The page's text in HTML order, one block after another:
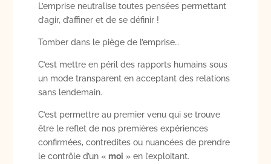
L’emprise neutralise toutes pensées permettant
d’agir, d’affiner et de se définir !
Tomber dans le piège de l’emprise…
C’est mettre en péril des rapports humains sous
un mode transparent en acceptant des relations
sans lendemain.
C’est permettre au premier venu qui se trouve
être le reflet de nos premières expériences
confirmées, contredites ou nuancées de prendre
le contrôle d’un « moi » en l’exploitant.